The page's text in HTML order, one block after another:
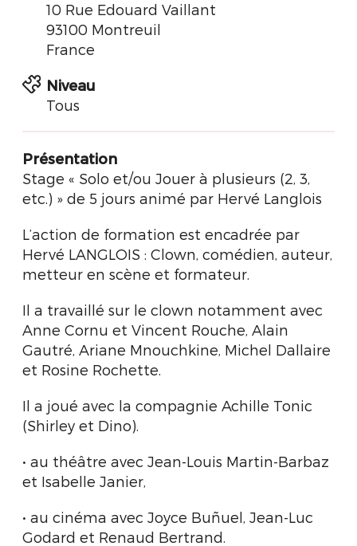
10 Rue Edouard Vaillant
93100 Montreuil
France
Niveau
Tous
Présentation
Stage « Solo et/ou Jouer à plusieurs (2, 3,
etc.) » de 5 jours animé par Hervé Langlois
L’action de formation est encadrée par
Hervé LANGLOIS : Clown, comédien, auteur,
metteur en scène et formateur.
Il a travaillé sur le clown notamment avec
Anne Cornu et Vincent Rouche, Alain
Gautré, Ariane Mnouchkine, Michel Dallaire
et Rosine Rochette.
Il a joué avec la compagnie Achille Tonic
(Shirley et Dino).
• au théâtre avec Jean-Louis Martin-Barbaz
et Isabelle Janier,
• au cinéma avec Joyce Buñuel, Jean-Luc
Godard et Renaud Bertrand.